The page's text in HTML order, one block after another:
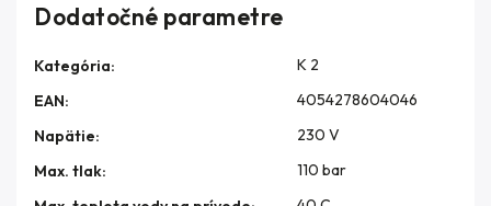
Dodatočné parametre
Kategória:
K 2
EAN:
4054278604046
Napätie:
230 V
Max. tlak:
110 bar